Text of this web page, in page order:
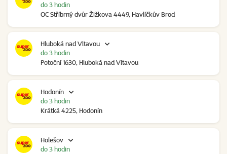
OC Stříbrný dvůr Žižkova 4449, Havlíčkův Brod
do 3 hodin
Hluboká nad Vltavou
Potoční 1630, Hluboká nad Vltavou
do 3 hodin
Hodonín
Krátká 4225, Hodonín
do 3 hodin
Holešov
do 3 hodin